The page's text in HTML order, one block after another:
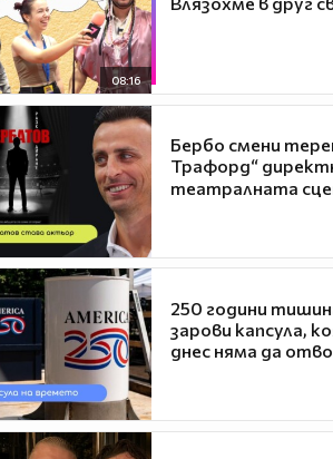
08:16
Бербо смени
Трафорд“
театралната
250 години
зарови капсула,
днес няма да